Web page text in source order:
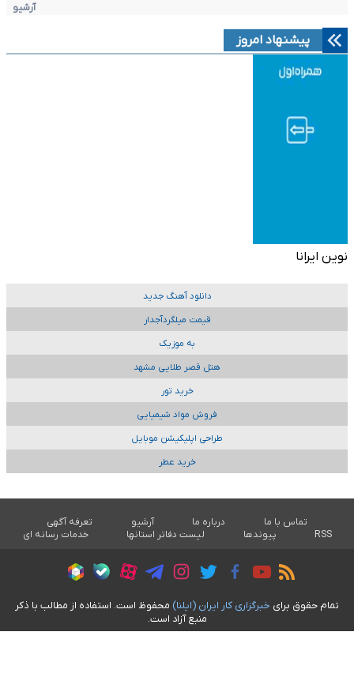
آرشیو
پیشنهاد امروز
نوین ایرانا
دانلود آهنگ جدید
قیمت میلگردآجدار
به موزیک
هتل قصر طلایی مشهد
خرید تور
فروش مواد شیمیایی
طراحی اپلیکیشن موبایل
خرید عطر
تماس با ما درباره ما آرشیو
تعرفه آگهی
RSS
پیوندها لیست دفاتر استانها خدمات رسانه ای
تمام حقوق برای خبرگزاری کار ايران (ايلنا) محفوظ است. استفاده از مطالب با ذکر
منبع آزاد است.